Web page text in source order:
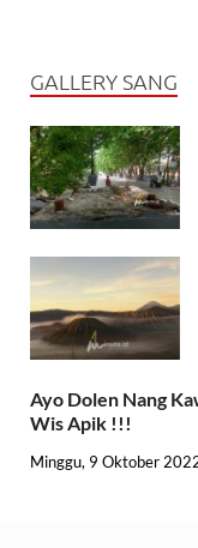
GALLERY SANG
Ayo Dolen Nang
Wis Apik !!!
Minggu, 9 Oktober